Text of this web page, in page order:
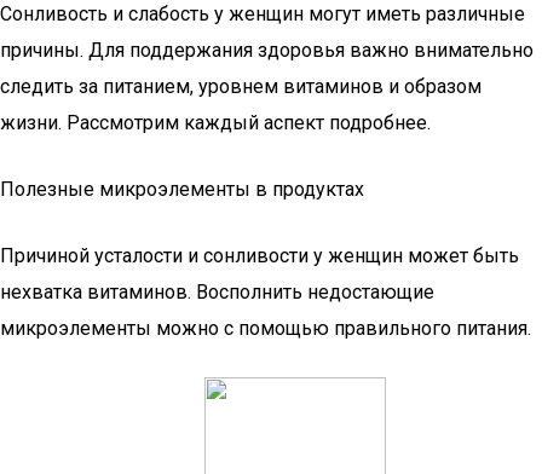
Сонливость и слабость у женщин могут иметь различные
причины. Для поддержания здоровья важно внимательно
следить за питанием, уровнем витаминов и образом
жизни. Рассмотрим каждый аспект подробнее.
Полезные микроэлементы в продуктах
Причиной усталости и сонливости у женщин может быть
нехватка витаминов. Восполнить недостающие
микроэлементы можно с помощью правильного питания.